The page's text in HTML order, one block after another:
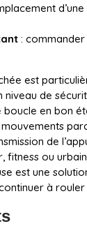
: commander
est
niveau de
boucle en bon
de
fitness ou
est une
à